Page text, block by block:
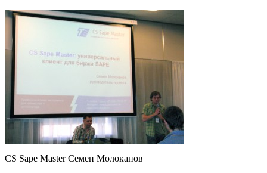
CS Sape Master Семен Молоканов